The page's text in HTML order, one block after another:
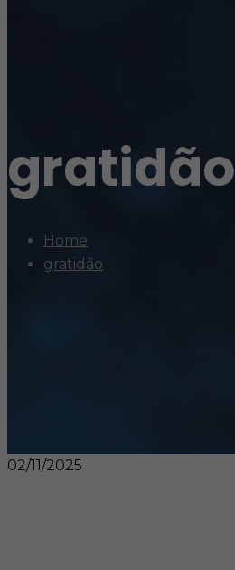
gratidão
Home
gratidão
02/11/2025